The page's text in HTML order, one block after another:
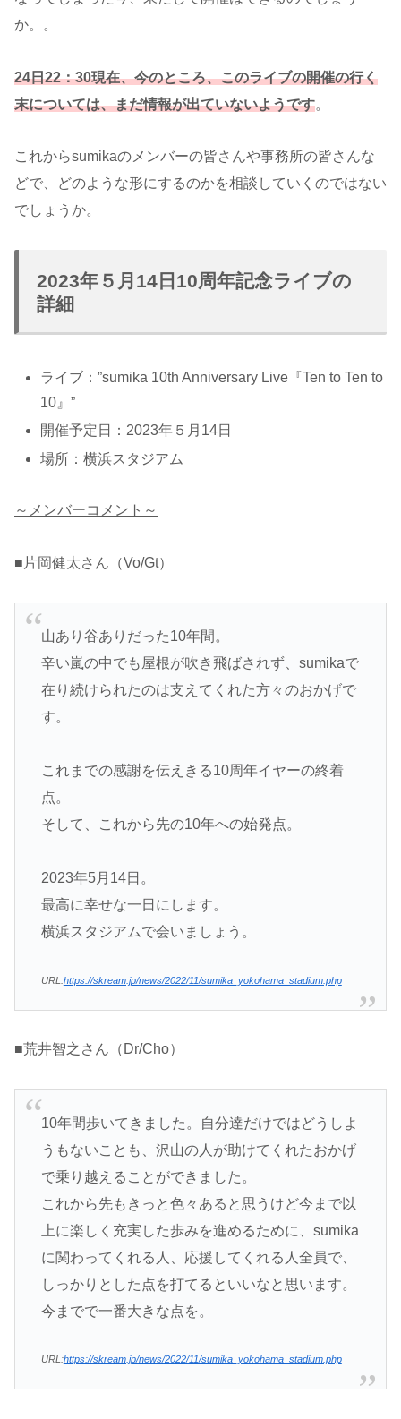
か。。
24日22：30現在、今のところ、このライブの開催の行く
末については、まだ情報が出ていないようです。
これからsumikaのメンバーの皆さんや事務所の皆さんな
どで、どのような形にするのかを相談していくのではない
でしょうか。
2023年５月14日10周年記念ライブの
詳細
ライブ：”sumika 10th Anniversary Live『Ten to Ten to
10』”
開催予定日：2023年５月14日
場所：横浜スタジアム
～メンバーコメント～
■片岡健太さん（Vo/Gt）
山あり谷ありだった10年間。
辛い嵐の中でも屋根が吹き飛ばされず、sumikaで
在り続けられたのは支えてくれた方々のおかげで
す。
これまでの感謝を伝えきる10周年イヤーの終着
点。
そして、これから先の10年への始発点。
2023年5月14日。
最高に幸せな一日にします。
横浜スタジアムで会いましょう。
URL:https://skream.jp/news/2022/11/sumika_yokohama_stadium.php
■荒井智之さん（Dr/Cho）
10年間歩いてきました。自分達だけではどうしよ
うもないことも、沢山の人が助けてくれたおかげ
で乗り越えることができました。
これから先もきっと色々あると思うけど今まで以
上に楽しく充実した歩みを進めるために、sumika
に関わってくれる人、応援してくれる人全員で、
しっかりとした点を打てるといいなと思います。
今までで一番大きな点を。
URL:https://skream.jp/news/2022/11/sumika_yokohama_stadium.php